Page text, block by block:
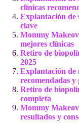
clínicas
Explantación de
clave
Mommy
mejores clínicas
Retiro de
2025
Explantación de
recomendadas y
Retiro de
completa
Mommy
resultados y